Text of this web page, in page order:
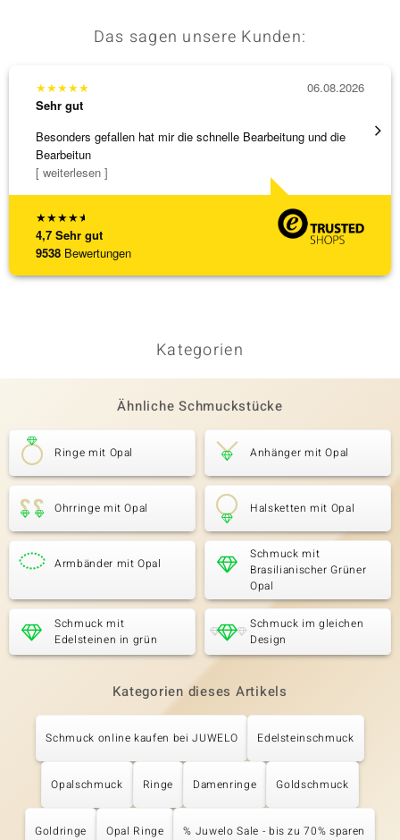
Das sagen unsere Kunden:
★★★★★
4,7 Sehr gut
9538 Bewertungen
★★★★★
Sehr gut
Besonders gefallen hat mir die schnelle Bearbeitung und die
Bearbeitun
[ weiterlesen ]
06.08.2026
Bin
Kategorien
Ähnliche Schmuckstücke
Ringe mit Opal Anhänger mit Opal
Ohrringe mit Opal Halsketten mit Opal
Armbänder mit Opal
Schmuck mit
Brasilianischer Grüner
Opal
Schmuck mit
Edelsteinen in grün
Schmuck im gleichen
Design
Kategorien dieses Artikels
Schmuck online kaufen bei JUWELO Edelsteinschmuck
Opalschmuck Ringe Damenringe Goldschmuck
Goldringe Opal Ringe % Juwelo Sale - bis zu 70% sparen